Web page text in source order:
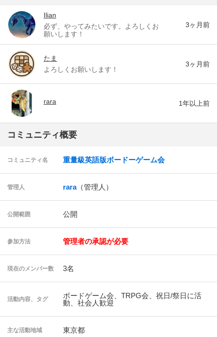
Ilian
必ず、やってみたいです。よろしくお
願いします！
3ヶ月前
たま
よろしくお願いします！
3ヶ月前
rara 1年以上前
コミュニティ概要
コミュニティ名 重量級英語版ボードーゲーム会
管理人 rara（管理人）
公開範囲 公開
参加方法 管理者の承認が必要
現在のメンバー数 3名
活動内容、タグ
ボードゲーム会、TRPG会、祝日/祭日に活
動、社会人歓迎
主な活動地域 東京都